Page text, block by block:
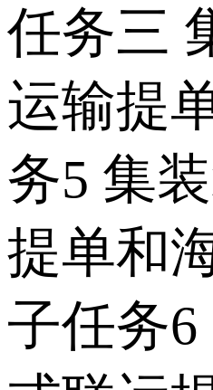
任务三
运输提
务5 集
提单和
子任务6